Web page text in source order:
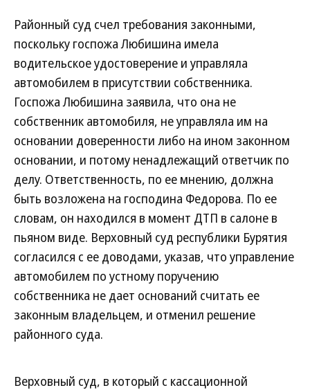
Районный суд счел требования законными,
поскольку госпожа Любишина имела
водительское удостоверение и управляла
автомобилем в присутствии собственника.
Госпожа Любишина заявила, что она не
собственник автомобиля, не управляла им на
основании доверенности либо на ином законном
основании, и потому ненадлежащий ответчик по
делу. Ответственность, по ее мнению, должна
быть возложена на господина Федорова. По ее
словам, он находился в момент ДТП в салоне в
пьяном виде. Верховный суд республики Бурятия
согласился с ее доводами, указав, что управление
автомобилем по устному поручению
собственника не дает оснований считать ее
законным владельцем, и отменил решение
районного суда.
Верховный суд, в который с кассационной